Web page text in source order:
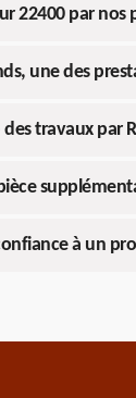
22400 par nos
une des
travaux par
à un